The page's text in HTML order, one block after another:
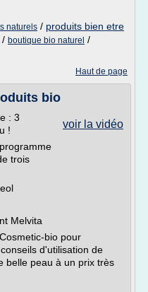
naturels / produits bien etre
/ boutique bio naturel /
Haut de page
bio
voir la vidéo
: 3
!
trois
Melvita
bio pour
d'utilisation de
belle peau à un prix très